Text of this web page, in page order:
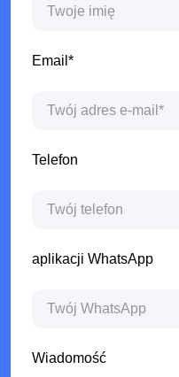
Email*
Telefon
aplikacji WhatsApp
Wiadomość